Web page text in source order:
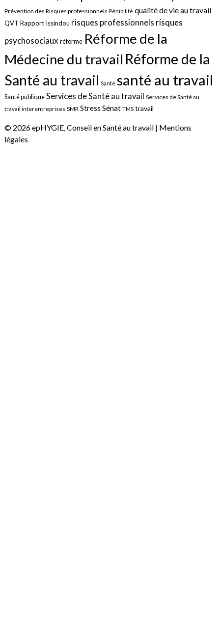
Prévention des Risques professionnels Pénibilité qualité de vie au travail
QVT Rapport Issindou risques professionnels risques
psychosociauxréforme Réforme de la
Médecine du travail Réforme de la
Santé au travail Santé santé au travail
Santé publiqueServices de Santé au travail Services de Santé au
travail interentreprises SMR Stress Sénat TMS travail
© 2026 epHYGIE, Conseil en Santé au travail | Mentions
légales